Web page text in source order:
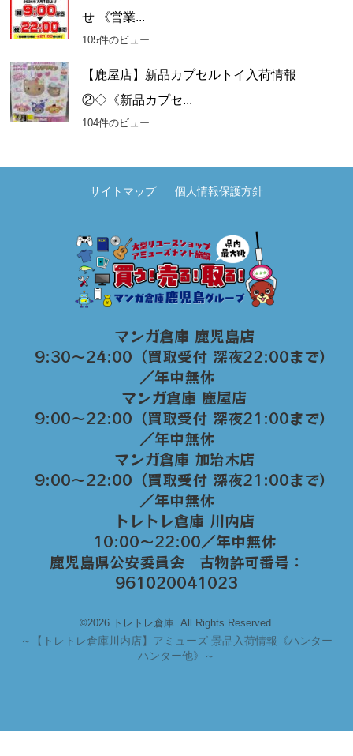
せ 《営業...
105件のビュー
【鹿屋店】新品カプセルトイ入荷情報
②◇《新品カプセ...
104件のビュー
サイトマップ 個人情報保護方針
マンガ倉庫 鹿児島店
9:30～24:00（買取受付 深夜22:00まで）
／年中無休
マンガ倉庫 鹿屋店
9:00～22:00（買取受付 深夜21:00まで）
／年中無休
マンガ倉庫 加治木店
9:00〜22:00（買取受付 深夜21:00まで）
／年中無休
トレトレ倉庫 川内店
10:00〜22:00／年中無休
鹿児島県公安委員会 古物許可番号：
961020041023
©2026 トレトレ倉庫. All Rights Reserved.
～
【トレトレ倉庫川内店】アミューズ 景品入荷情報《ハンター
ハンター他》～